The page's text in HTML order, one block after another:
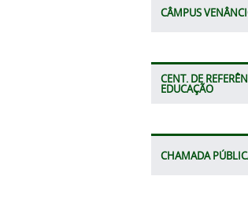
CÂMPUS
CENT. DE
EDUCAÇÃO
CHAMADA